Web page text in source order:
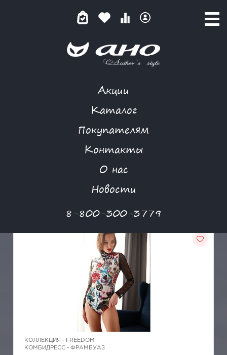
Акции
Каталог
Покупателям
Контакты
О нас
Новости
8-800-300-3779
КАТАЛОГ ТОВАРОВ
КОЛЛЕКЦИЯ - FREEDOM
КОМБИДРЕСС - ФРАМБУАЗ